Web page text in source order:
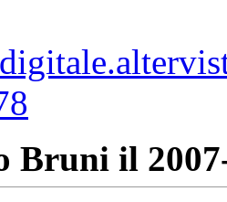
Bruni il